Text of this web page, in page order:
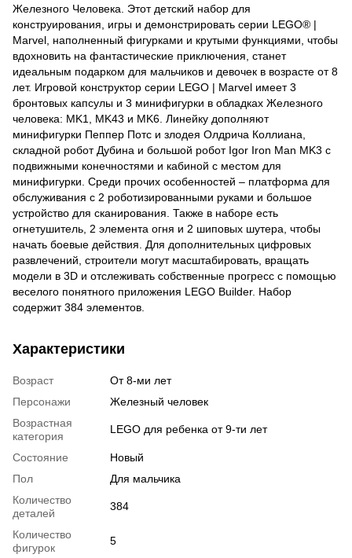
Железного Человека. Этот детский набор для
конструирования, игры и демонстрировать серии LEGO® |
Marvel, наполненный фигурками и крутыми функциями, чтобы
вдохновить на фантастические приключения, станет
идеальным подарком для мальчиков и девочек в возрасте от 8
лет. Игровой конструктор серии LEGO | Marvel имеет 3
бронтовых капсулы и 3 минифигурки в обладках Железного
человека: MK1, MK43 и MK6. Линейку дополняют
минифигурки Пеппер Потс и злодея Олдрича Коллиана,
складной робот Дубина и большой робот Igor Iron Man MK3 с
подвижными конечностями и кабиной с местом для
минифигурки. Среди прочих особенностей – платформа для
обслуживания с 2 роботизированными руками и большое
устройство для сканирования. Также в наборе есть
огнетушитель, 2 элемента огня и 2 шиповых шутера, чтобы
начать боевые действия. Для дополнительных цифровых
развлечений, строители могут масштабировать, вращать
модели в 3D и отслеживать собственные прогресс с помощью
веселого понятного приложения LEGO Builder. Набор
содержит 384 элементов.
Характеристики
Возраст
От 8-ми лет
Персонажи
Железный человек
Возрастная
категория
LEGO для ребенка от 9-ти лет
Состояние
Новый
Пол
Для мальчика
Количество
деталей
384
Количество
фигурок
5